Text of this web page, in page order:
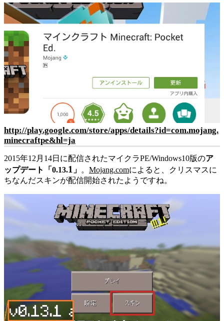
http://play.google.com/store/apps/details?id=com.mojang.
minecraftpe&hl=ja
2015年12月14日に配信されたマイクラPE/Windows10版のア
ップデート「0.13.1 」 。 Mojang.comによると、クリスマスに
ちなんだスキンが配信開始されたようですね。